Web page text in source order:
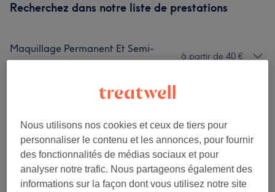
Recherchez dans notre liste de prestations
Maquillage Permanent Et Semi-
permanent (7)
à partir de 40 €
(8)
Soin Du Visage (1) 80 €
Avis sur l'établissement
Nous utilisons nos cookies et ceux de tiers pour
personnaliser le contenu et les annonces, pour fournir
des fonctionnalités de médias sociaux et pour
analyser notre trafic. Nous partageons également des
informations sur la façon dont vous utilisez notre site